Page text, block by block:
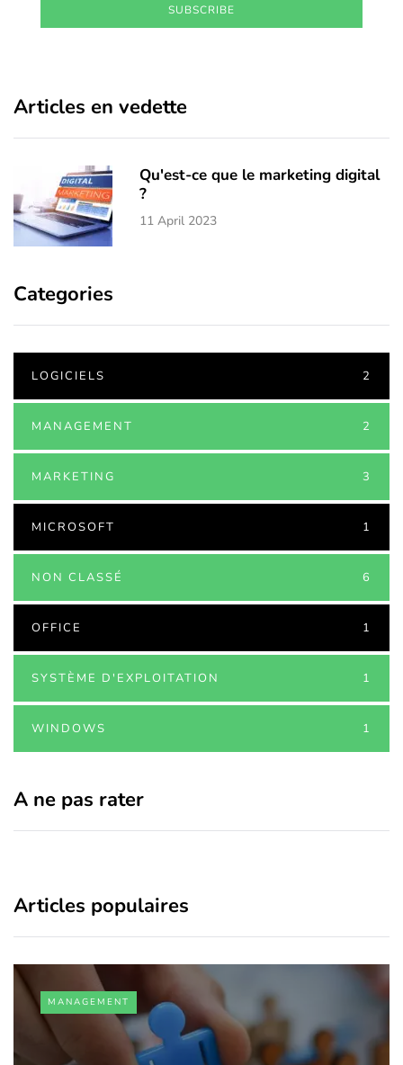
SUBSCRIBE
Articles en vedette
Qu'est-ce que le marketing digital
?
11 April 2023
Categories
LOGICIELS 2
MANAGEMENT 2
MARKETING 3
MICROSOFT 1
NON CLASSÉ 6
OFFICE 1
SYSTÈME D'EXPLOITATION 1
WINDOWS 1
A ne pas rater
Articles populaires
MANAGEMENT